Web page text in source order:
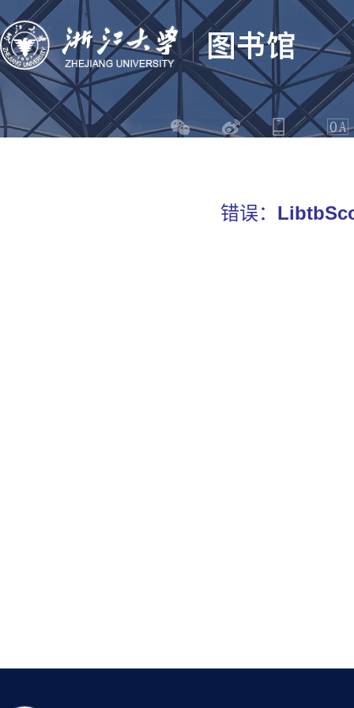
错误：